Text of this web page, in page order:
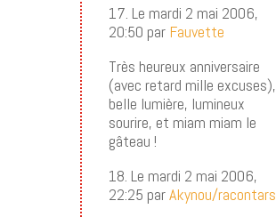
17. Le mardi 2 mai 2006,
20:50 par Fauvette
Très heureux anniversaire
(avec retard mille excuses),
belle lumière, lumineux
sourire, et miam miam le
gâteau !
18. Le mardi 2 mai 2006,
22:25 parAkynou/racontars